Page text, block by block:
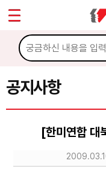
공지사항
[한미연합 대
마이페이지
소개
소식
공지사항
성명·보도